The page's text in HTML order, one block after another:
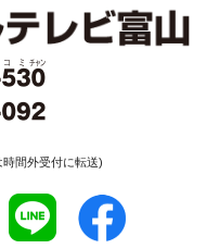
間外受付に転送)